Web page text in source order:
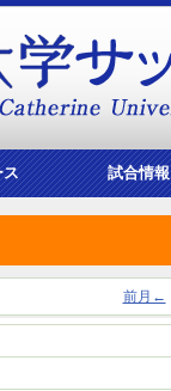
ス 試合情報
前月←